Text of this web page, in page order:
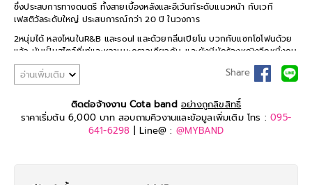
ซึ่งประสบการทางดนตรี ทั้งสายเบื้องหลังและอีเว้นท์ระดับแนวหน้า กับเวที
เฟสติวัลระดับใหญ่ ประสบการณ์กว่า 20 ปี ในวงการ
2หนุ่มได้ หลงไหนในR&B และsoul และด้วยกลิ่นเปียโน บวกกับแซกโซโฟนด้วย
แล้ว มันเป็นสไตล์ที่เท่และหวานนะคราวเดียวกัน. และยังมีนักร้องหญิงอีกหนึ่งคน
ทำให้วงนี้ สมบูรณ์แบบจริงๆ
ดังนั้นไม่ว่าจะงานเล็กงานใหญ่ งานแต่ง งานอีเว้นท์หรืองานเลี้ยง ก็ไว้ใจ Cota
อ่านเพิ่มเติม Share
ติดต่อจ้างงาน Cota band อย่างถูกลิขสิทธิ์
ราคาเริ่มต้น 6,000 บาท สอบถามคิวงานและข้อมูลเพิ่มเติม โทร :095-
641-6298 | Line@ : @MYBAND